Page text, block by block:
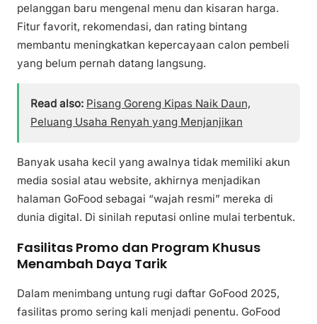
pelanggan baru mengenal menu dan kisaran harga.
Fitur favorit, rekomendasi, dan rating bintang
membantu meningkatkan kepercayaan calon pembeli
yang belum pernah datang langsung.
Read also: Pisang Goreng Kipas Naik Daun,
Peluang Usaha Renyah yang Menjanjikan
Banyak usaha kecil yang awalnya tidak memiliki akun
media sosial atau website, akhirnya menjadikan
halaman GoFood sebagai “wajah resmi” mereka di
dunia digital. Di sinilah reputasi online mulai terbentuk.
Fasilitas Promo dan Program Khusus
Menambah Daya Tarik
Dalam menimbang untung rugi daftar GoFood 2025,
fasilitas promo sering kali menjadi penentu. GoFood